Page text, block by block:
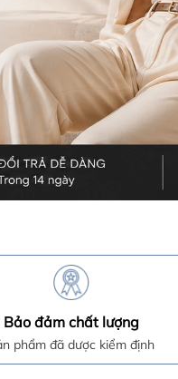
Bảo đảm chất lượng
phẩm đã dược kiểm định